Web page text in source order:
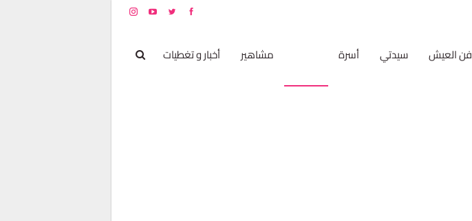
فن العيش سيدتي أسرة مشاهير أخبار و تغطيات